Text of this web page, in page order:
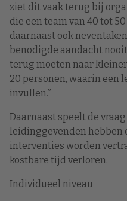
ziet dit vaak terug bij
die een team van 40 tot
daarnaast ook
benodigde aandacht
terug moeten naar
20 personen, waarin een
invullen.”
Daarnaast speelt de
leidinggevenden hebben
interventies worden
kostbare tijd verloren.
Individueel niveau